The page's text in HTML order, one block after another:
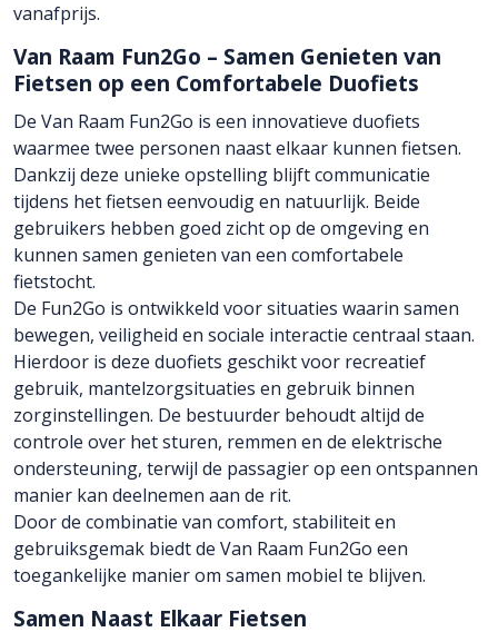
vanafprijs.
Van Raam Fun2Go – Samen Genieten van
Fietsen op een Comfortabele Duofiets
De Van Raam Fun2Go is een innovatieve duofiets
waarmee twee personen naast elkaar kunnen fietsen.
Dankzij deze unieke opstelling blijft communicatie
tijdens het fietsen eenvoudig en natuurlijk. Beide
gebruikers hebben goed zicht op de omgeving en
kunnen samen genieten van een comfortabele
fietstocht.
De Fun2Go is ontwikkeld voor situaties waarin samen
bewegen, veiligheid en sociale interactie centraal staan.
Hierdoor is deze duofiets geschikt voor recreatief
gebruik, mantelzorgsituaties en gebruik binnen
zorginstellingen. De bestuurder behoudt altijd de
controle over het sturen, remmen en de elektrische
ondersteuning, terwijl de passagier op een ontspannen
manier kan deelnemen aan de rit.
Door de combinatie van comfort, stabiliteit en
gebruiksgemak biedt de Van Raam Fun2Go een
toegankelijke manier om samen mobiel te blijven.
Samen Naast Elkaar Fietsen